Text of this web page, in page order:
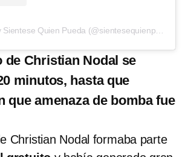
de Christian Nodal se
minutos, hasta que
que amenaza de bomba fue
Christian Nodal formaba parte